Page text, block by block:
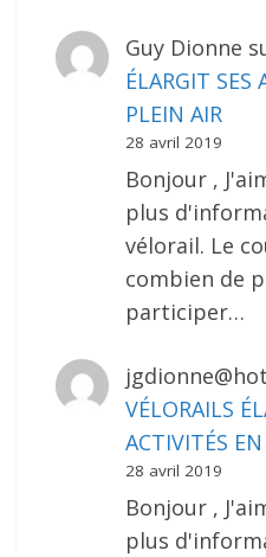
Guy Dionne
ÉLARGIT SES
PLEIN AIR
28 avril 2019
Bonjour ,
plus
vélorail. Le
combien de
participer…
VÉLORAILS
ACTIVITÉS
28 avril 2019
Bonjour ,
plus